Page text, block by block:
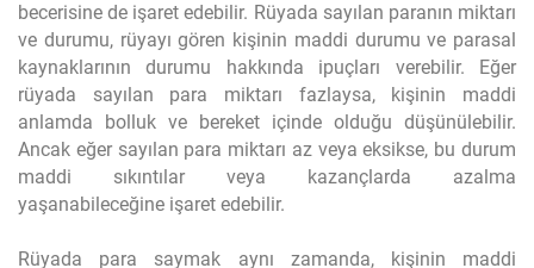
becerisine de işaret edebilir. Rüyada sayılan paranın miktarı
ve durumu, rüyayı gören kişinin maddi durumu ve parasal
kaynaklarının durumu hakkında ipuçları verebilir. Eğer
rüyada sayılan para miktarı fazlaysa, kişinin maddi
anlamda bolluk ve bereket içinde olduğu düşünülebilir.
Ancak eğer sayılan para miktarı az veya eksikse, bu durum
maddi sıkıntılar veya kazançlarda azalma
yaşanabileceğine işaret edebilir.
Rüyada para saymak aynı zamanda, kişinin maddi